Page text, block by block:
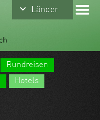
keyboard_arrow_down Länder
Panama
Belize
keyboard_arrow_down Länder
Rundreisen
Hotels